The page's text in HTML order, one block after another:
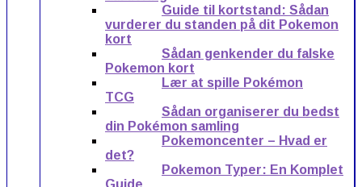
Guide til kortstand: Sådan
vurderer du standen på dit Pokemon
kort
Sådan genkender du falske
Pokemon kort
Lær at spille Pokémon
TCG
Sådan organiserer du bedst
din Pokémon samling
Pokemoncenter – Hvad er
det?
Pokemon Typer: En Komplet
Guide